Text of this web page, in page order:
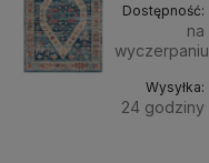
Dostępność:
na
wyczerpaniu
Wysyłka:
24 godziny